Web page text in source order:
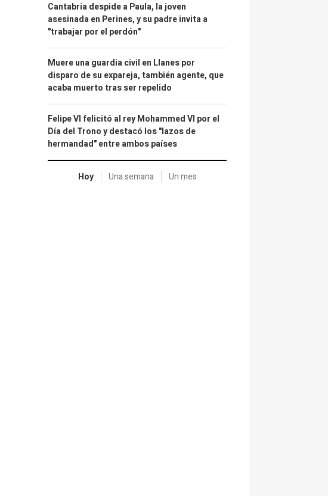
Cantabria despide a Paula, la joven
asesinada en Perines, y su padre invita a
"trabajar por el perdón"
Muere una guardia civil en Llanes por
disparo de su expareja, también agente, que
acaba muerto tras ser repelido
Felipe VI felicitó al rey Mohammed VI por el
Día del Trono y destacó los "lazos de
hermandad" entre ambos países
Hoy Una semana Un mes